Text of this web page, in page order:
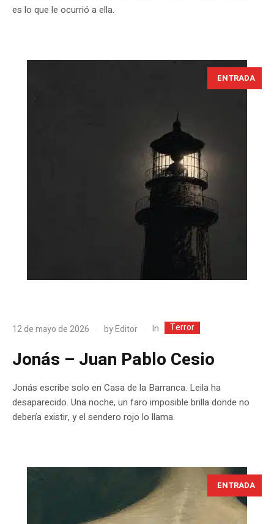
es lo que le ocurrió a ella.
ENTRADA
12 de mayo de 2026 byEditor In Terror
Jonás – Juan Pablo Cesio
Jonás escribe solo en Casa de la Barranca. Leila ha
desaparecido. Una noche, un faro imposible brilla donde no
debería existir, y el sendero rojo lo llama.
ENTRADA